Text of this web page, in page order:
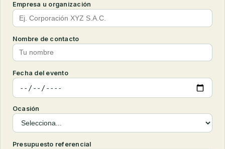
Empresa u organización
Nombre de contacto
Fecha del evento
Ocasión
Presupuesto referencial